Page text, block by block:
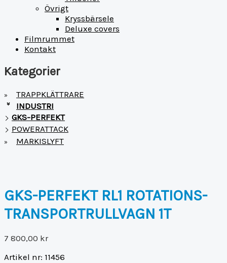
Övrigt
Kryssbärsele
Deluxe covers
Filmrummet
Kontakt
Kategorier
» TRAPPKLÄTTRARE
»
INDUSTRI
GKS-PERFEKT
POWERATTACK
» MARKISLYFT
GKS-PERFEKT RL1 ROTATIONS-
TRANSPORTRULLVAGN 1T
7 800,00 kr
Artikel nr: 11456